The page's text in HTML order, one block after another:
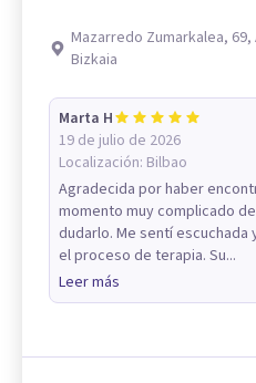
Mazarredo Zumarkalea,
Bizkaia
Marta H
19 de julio de 2026
Localización: Bilbao
Agradecida por haber
momento muy complicado
dudarlo. Me sentí
el proceso de terapia. Su...
Leer más